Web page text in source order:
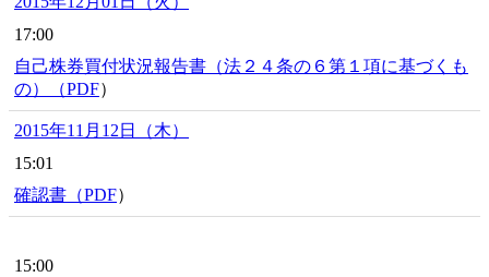
17:00
自己株券買付状況報告書（法２４条の６第１項に基づくも
の）（PDF）
2015年11月12日（木）
15:01
確認書（PDF）
15:00